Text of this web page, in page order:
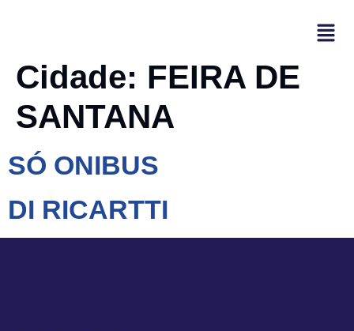
Cidade: FEIRA DE
SANTANA
SÓ ONIBUS
DI RICARTTI